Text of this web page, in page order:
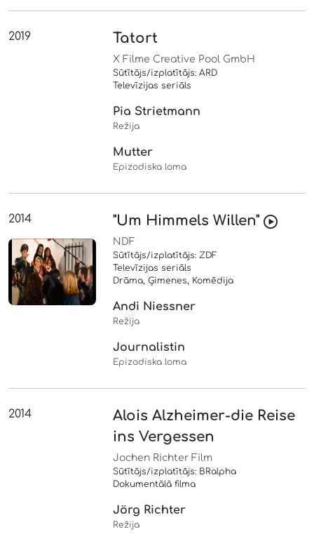
2019 Tatort
X Filme Creative Pool GmbH
Sūtītājs/izplatītājs: ARD
Televīzijas seriāls
Pia Strietmann
Režija
Mutter
Epizodiska loma
2014 "Um Himmels Willen"
NDF
Sūtītājs/izplatītājs: ZDF
Televīzijas seriāls
Drāma, Ģimenes, Komēdija
Andi Niessner
Režija
Journalistin
Epizodiska loma
2014
Alois Alzheimer-die Reise
ins Vergessen
Jochen Richter Film
Sūtītājs/izplatītājs: BRalpha
Dokumentālā filma
Jörg Richter
Režija